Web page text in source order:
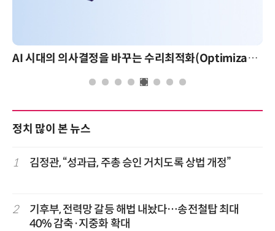
AI 시대의 의사결정을 바꾸는 수리최적화(Optimization): 실제 산업 적용 사례와 활용 전략
정치 많이 본 뉴스
1 김정관, “성과급, 주총 승인 거치도록 상법 개정”
2
기후부, 전력망 갈등 해법 내놨다…송전철탑 최대
40% 감축·지중화 확대